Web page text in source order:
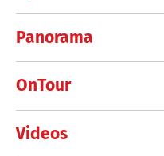
Panorama
OnTour
Videos